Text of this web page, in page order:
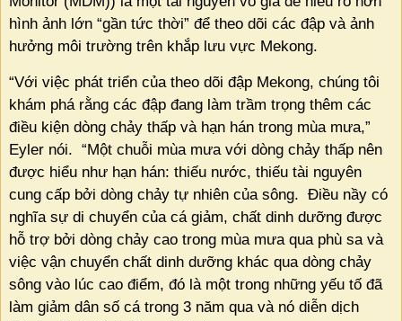
hình ảnh lớn “gần tức thời” để theo dõi các đập và ảnh
hưởng môi trường trên khắp lưu vực Mekong.
“Với việc phát triển của theo dõi đập Mekong, chúng tôi
khám phá rằng các đập đang làm trầm trọng thêm các
điều kiện dòng chảy thấp và hạn hán trong mùa mưa,”
Eyler nói. “Một chuỗi mùa mưa với dòng chảy thấp nên
được hiểu như hạn hán: thiếu nước, thiếu tài nguyên
cung cấp bởi dòng chảy tự nhiên của sông. Điều nầy có
nghĩa sự di chuyển của cá giảm, chất dinh dưỡng được
hỗ trợ bởi dòng chảy cao trong mùa mưa qua phù sa và
việc vận chuyển chất dinh dưỡng khác qua dòng chảy
sông vào lúc cao điểm, đó là một trong những yếu tố đã
làm giảm dân số cá trong 3 năm qua và nó diễn dịch